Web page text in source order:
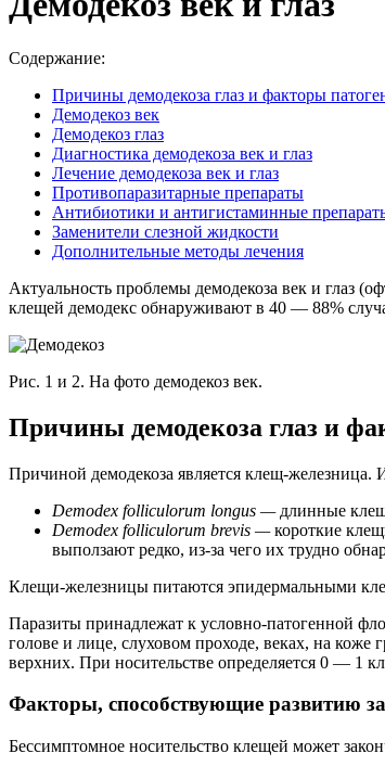
Содержание:
Причины демодекоза глаз и факторы
Демодекоз век
Демодекоз глаз
Диагностика демодекоза век и глаз
Лечение демодекоза век и глаз
Противопаразитарные препараты
Антибиотики и антигистаминные
Заменители слезной жидкости
Дополнительные методы лечения
Актуальность проблемы демодекоза век и глаз
клещей демодекс обнаруживают в 40 — 88%
Рис. 1 и 2. На фото демодекоз век.
Причины демодекоза глаз и
Причиной демодекоза является клещ-железница.
Demodex folliculorum longus — длинные
Demodex folliculorum brevis —короткие
выползают редко, из-за чего их трудно
Клещи-железницы питаются эпидермальными
Паразиты принадлежат к условно-патогенной
голове и лице, слуховом проходе, веках, на
верхних. При носительстве определяется 0 — 1
Факторы, способствующие развитию
Бессимптомное носительство клещей может